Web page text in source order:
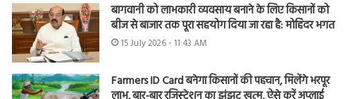
बागवानी को लाभकारी व्यवसाय बनाने के लिए किसानों को
बीज से बाजार तक पूरा सहयोग दिया जा रहा है: मोहिंदर भगत
15 July 2026 - 11:43 AM
Farmers ID Card बनेगा किसानों की पहचान, मिलेंगे भरपूर